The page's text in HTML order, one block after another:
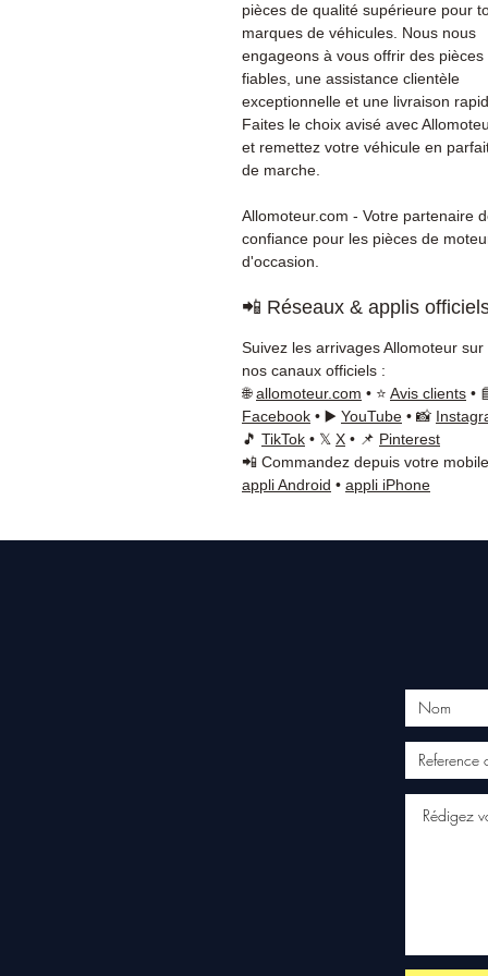
pièces de qualité supérieure pour
marques de véhicules. Nous nous
engageons à vous offrir des pièces
fiables, une assistance clientèle
exceptionnelle et une livraison
Faites le choix avisé avec
et remettez votre véhicule en
de marche.
Allomoteur.com - Votre partenaire
confiance pour les pièces de
d'occasion.
📲 Réseaux & applis
Suivez les arrivages Allomoteur sur
nos canaux officiels :
🌐allomoteur.com • ⭐ Avis clients •
Facebook • ▶️ YouTube • 📸
🎵 TikTok • 𝕏 X • 📌 Pinterest
📲 Commandez depuis votre
appli Android • appli iPhone